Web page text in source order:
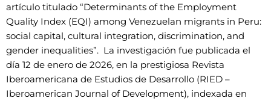
artículo titulado “Determinants of the Employment
Quality Index (EQI) among Venezuelan migrants in Peru:
social capital, cultural integration, discrimination, and
gender inequalities”. La investigación fue publicada el
día 12 de enero de 2026, en la prestigiosa Revista
Iberoamericana de Estudios de Desarrollo (RIED –
Iberoamerican Journal of Development), indexada en